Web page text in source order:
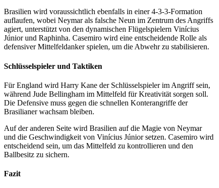
Brasilien wird voraussichtlich ebenfalls in einer 4-3-3-Formation
auflaufen, wobei Neymar als falsche Neun im Zentrum des Angriffs
agiert, unterstützt von den dynamischen Flügelspielern Vinícius
Júnior und Raphinha. Casemiro wird eine entscheidende Rolle als
defensiver Mittelfeldanker spielen, um die Abwehr zu stabilisieren.
Schlüsselspieler und Taktiken
Für England wird Harry Kane der Schlüsselspieler im Angriff sein,
während Jude Bellingham im Mittelfeld für Kreativität sorgen soll.
Die Defensive muss gegen die schnellen Konterangriffe der
Brasilianer wachsam bleiben.
Auf der anderen Seite wird Brasilien auf die Magie von Neymar
und die Geschwindigkeit von Vinícius Júnior setzen. Casemiro wird
entscheidend sein, um das Mittelfeld zu kontrollieren und den
Ballbesitz zu sichern.
Fazit